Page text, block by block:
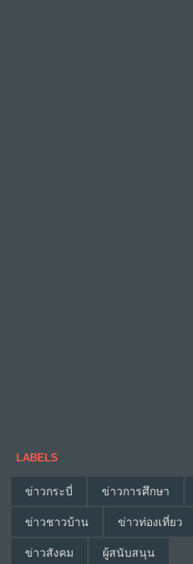
LABELS
ข่าวกระบี่ ข่าวการศึกษา
ข่าวชาวบ้าน ข่าวท่องเที่ยว
ข่าวสังคม ผู้สนับสนุน